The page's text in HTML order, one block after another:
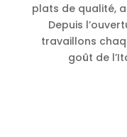
plats de qualité,
Depuis
travaillons
goût de